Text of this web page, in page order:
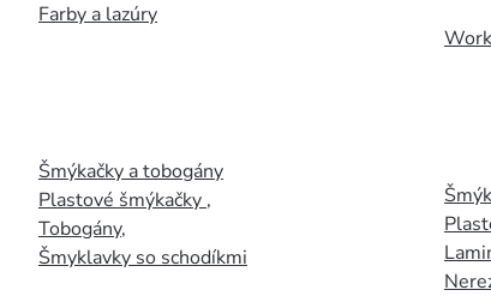
Farby a lazúry
Šmýkačky a tobogány
Plastové šmýkačky ,
Tobogány,
Šmyklavky so schodíkmi